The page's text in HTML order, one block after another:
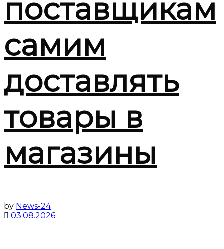
поставщикам
самим
доставлять
товары в
магазины
by News-24
03.08.2026